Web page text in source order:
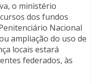
o ministério
dos fundos
Nacional
ampliação do uso de
locais estará
federados, às